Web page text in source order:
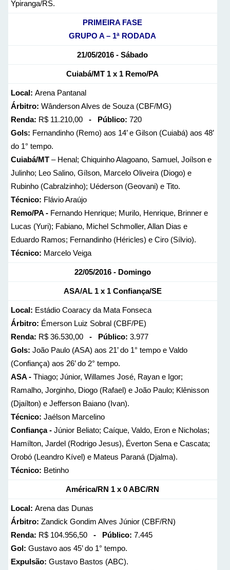
Ypiranga/RS.
PRIMEIRA FASE
GRUPO A – 1ª RODADA
21/05/2016 - Sábado
Cuiabá/MT 1 x 1 Remo/PA
Local: Arena Pantanal
Árbitro: Wânderson Alves de Souza (CBF/MG)
Renda: R$ 11.210,00 - Público: 720
Gols: Fernandinho (Remo) aos 14’ e Gilson (Cuiabá) aos 48’
do 1° tempo.
Cuiabá/MT– Henal; Chiquinho Alagoano, Samuel, Joílson e
Julinho; Leo Salino, Gílson, Marcelo Oliveira (Diogo) e
Rubinho (Cabralzinho); Uéderson (Geovani) e Tito.
Técnico: Flávio Araújo
Remo/PA -Fernando Henrique; Murilo, Henrique, Brinner e
Lucas (Yuri); Fabiano, Michel Schmoller, Allan Dias e
Eduardo Ramos; Fernandinho (Héricles) e Ciro (Sílvio).
Técnico: Marcelo Veiga
22/05/2016 - Domingo
ASA/AL 1 x 1 Confiança/SE
Local: Estádio Coaracy da Mata Fonseca
Árbitro: Émerson Luiz Sobral (CBF/PE)
Renda: R$ 36.530,00 - Público: 3.977
Gols: João Paulo (ASA) aos 21’ do 1° tempo e Valdo
(Confiança) aos 26’ do 2° tempo.
ASA -Thiago; Júnior, Willames José, Rayan e Igor;
Ramalho, Jorginho, Diogo (Rafael) e João Paulo; Klênisson
(Djaílton) e Jefferson Baiano (Ivan).
Técnico: Jaélson Marcelino
Confiança -Júnior Beliato; Caíque, Valdo, Eron e Nicholas;
Hamílton, Jardel (Rodrigo Jesus), Éverton Sena e Cascata;
Orobó (Leandro Kível) e Mateus Paraná (Djalma).
Técnico: Betinho
América/RN 1 x 0 ABC/RN
Local: Arena das Dunas
Árbitro: Zandick Gondim Alves Júnior (CBF/RN)
Renda: R$ 104.956,50 - Público: 7.445
Gol: Gustavo aos 45’ do 1° tempo.
Expulsão: Gustavo Bastos (ABC).